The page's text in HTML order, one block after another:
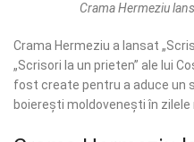
Crama Hermeziu
Crama Hermeziu a lansat
„Scrisori la un prieten” ale lui
fost create pentru a aduce un
boierești moldovenești în zilele